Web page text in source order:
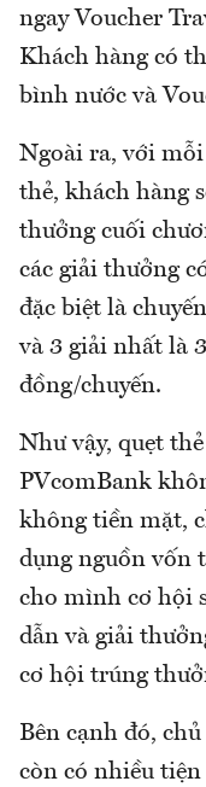
ngay Voucher
Khách hàng có
bình nước và
Ngoài ra, với
thẻ, khách hàng
thưởng cuối
các giải thưởng
đặc biệt là
và 3 giải nhất là
đồng/chuyến.
Như vậy, quẹt
PVcomBank
không tiền mặt,
dụng nguồn vốn
cho mình cơ hội
dẫn và giải
cơ hội trúng
Bên cạnh đó,
còn có nhiều